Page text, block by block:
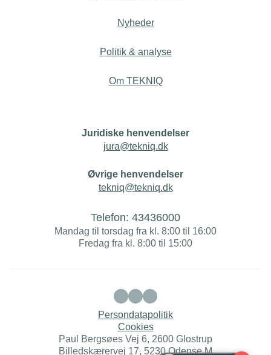
Nyheder
Politik & analyse
Om TEKNIQ
Juridiske henvendelser
jura@tekniq.dk
Øvrige henvendelser
tekniq@tekniq.dk
Telefon: 43436000
Mandag til torsdag fra kl. 8:00 til 16:00
Fredag fra kl. 8:00 til 15:00
Persondatapolitik
Cookies
Paul Bergsøes Vej 6, 2600 Glostrup
Billedskærervej 17, 5230 Odense M